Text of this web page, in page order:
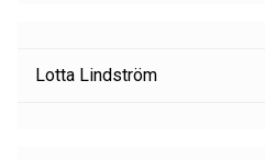
Lotta Lindström